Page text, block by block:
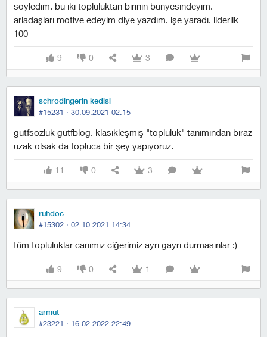
söyledim. bu iki topluluktan birinin bünyesindeyim.
arladaşları motive edeyim diye yazdım. i̇şe yaradı. liderlik
100
9 0 3
schrodingerin kedisi
#15231 · 30.09.2021 02:15
gütfsözlük gütfblog. klasikleşmiş "topluluk" tanımından biraz
uzak olsak da topluca bir şey yapıyoruz.
11 0 3
ruhdoc
#15302 · 02.10.2021 14:34
tüm topluluklar canımız ciğerimiz ayrı gayrı durmasınlar :)
9 0 1
armut
#23221 · 16.02.2022 22:49